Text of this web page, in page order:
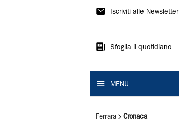
La
Ferrara
Iscriviti alle Newsletter
Sfoglia il quotidiano
MENU
Ferrara Cronaca